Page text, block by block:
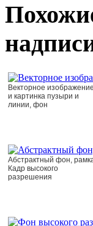
Векторное изображение
и картинка пузыри и
линии, фон
Абстрактный фон,
Кадр высокого
разрешения